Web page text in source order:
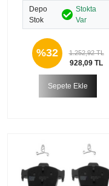
Depo
Stok
Stokta
Var
%32 1.252,92 TL
928,09 TL
Sepete Ekle